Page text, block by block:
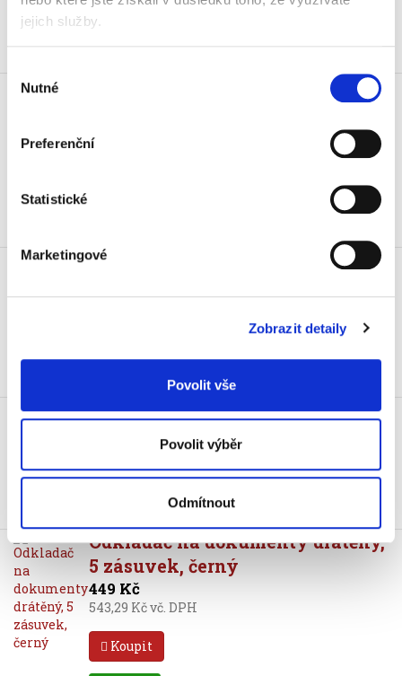
jejich služby.
souhlasu
Nutné
Preferenční
Statistické
Marketingové
Zobrazit detaily
Povolit vše
Povolit výběr
Odmítnout
1 290 Kč
1 560,90 Kč vč. DPH
Míč sedací Leitz Cosy Ergo, šedý
1 560,90 Kč vč. DPH
Míč sedací Leitz Cosy Ergo, žlutý
1 560,90 Kč vč. DPH
Odkladač na dokumenty drátěný,
5 zásuvek, černý
449 Kč
543,29 Kč vč. DPH
Koupit